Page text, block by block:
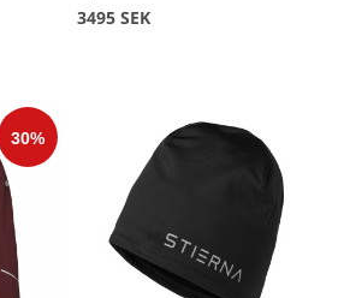
3495 SEK